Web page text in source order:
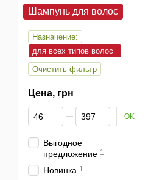
Шампунь для волос
Назначение:
для всех типов волос
Очистить фильтр
Цена, грн
От Цена, грн
До Цена, грн OK
Выгодное
предложение 1
Новинка 1